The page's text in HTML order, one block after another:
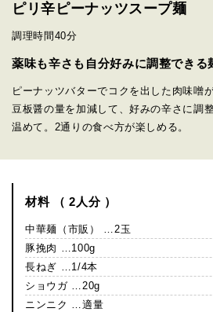
ピリ辛ピーナッツスープ麺
調理時間 40分
薬味も辛さも自分好みに調整できる
ピーナッツバターでコクを出した肉味噌
豆板醤の量を加減して、好みの辛さに調
温めて。2通りの食べ方が楽しめる。
材料 （ 2人分 ）
中華麺（市販） …2玉
豚挽肉 …100g
長ねぎ …1/4本
ショウガ …20g
ニンニク …適量